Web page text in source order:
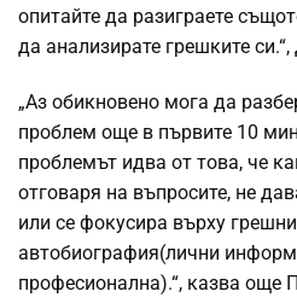
опитайте да разиграете
да анализирате грешките
„Аз обикновено мога да
проблем още в първите 10
проблемът идва от това, че
отговаря на въпросите, не
или се фокусира върху
автобиография(лични
професионална).“, казва още